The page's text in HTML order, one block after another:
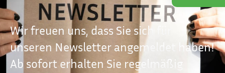
Wir freuen uns, dass Sie sich für
unseren Newsletter angemeldet haben!
Ab sofort erhalten Sie regelmäßig